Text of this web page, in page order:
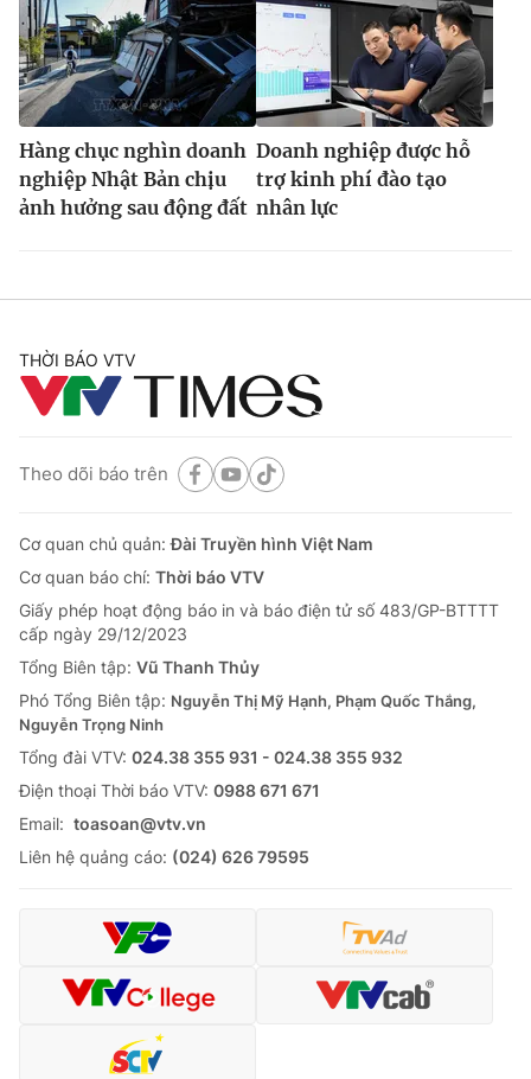
Hàng chục nghìn doanh
nghiệp Nhật Bản chịu
ảnh hưởng sau động đất
Doanh nghiệp được hỗ
trợ kinh phí đào tạo
nhân lực
THỜI BÁO VTV
Theo dõi báo trên
Cơ quan chủ quản:Đài Truyền hình Việt Nam
Cơ quan báo chí: Thời báo VTV
Giấy phép hoạt động báo in và báo điện tử số 483/GP-BTTTT
cấp ngày 29/12/2023
Tổng Biên tập: Vũ Thanh Thủy
Phó Tổng Biên tập: Nguyễn Thị Mỹ Hạnh, Phạm Quốc Thắng,
Nguyễn Trọng Ninh
Tổng đài VTV: 024.38 355 931 - 024.38 355 932
Ðiện thoại Thời báo VTV: 0988 671 671
Email: toasoan@vtv.vn
Liên hệ quảng cáo: (024) 626 79595